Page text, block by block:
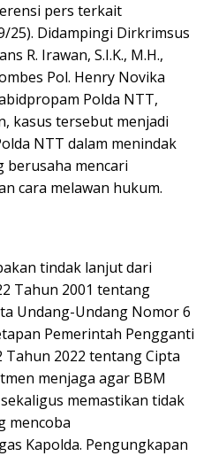
pers terkait
25). Didampingi Dirkrimsus
R. Irawan, S.I.K., M.H.,
Pol. Henry Novika
Polda NTT,
kasus tersebut menjadi
NTT dalam menindak
berusaha mencari
cara melawan hukum.
tindak lanjut dari
Tahun 2001 tentang
Undang-Undang Nomor 6
Pemerintah Pengganti
2022 tentang Cipta
menjaga agar BBM
memastikan tidak
mencoba
Kapolda. Pengungkapan